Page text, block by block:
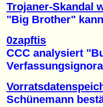
Trojaner-Skandal
Brother" kann
0zapftis
analysiert